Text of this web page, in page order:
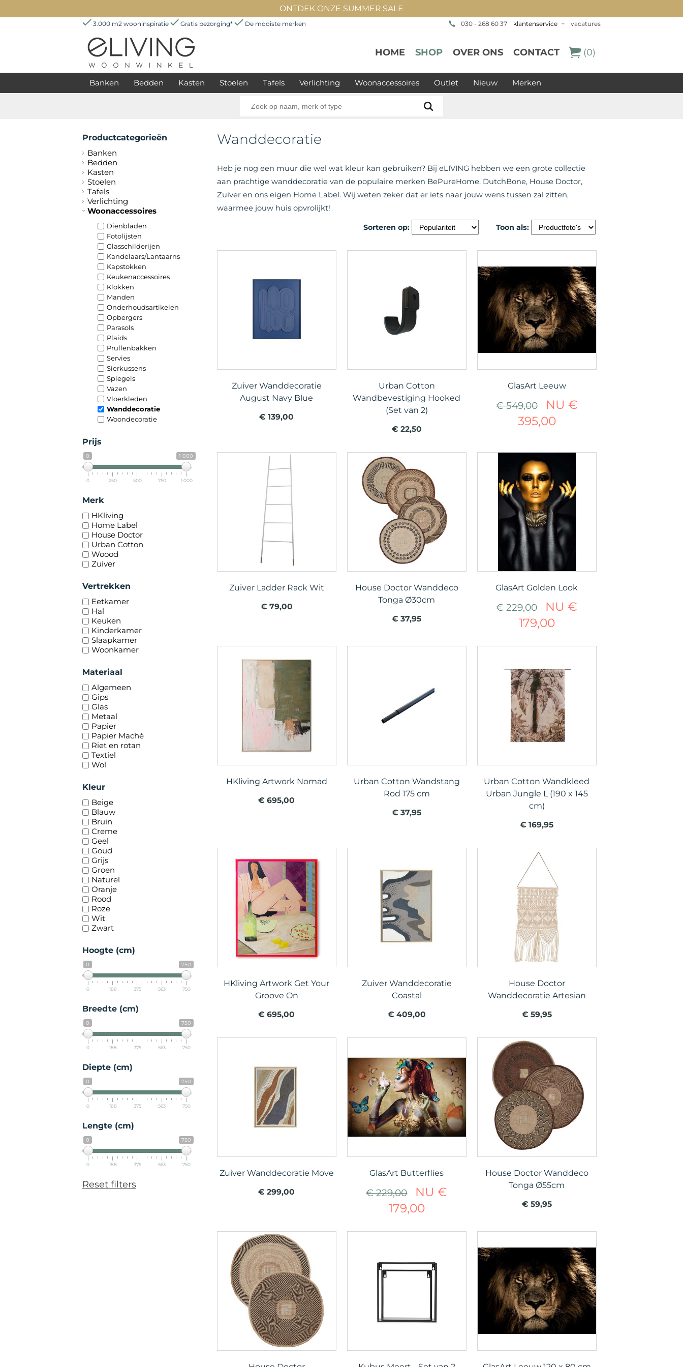
ONTDEK ONZE SUMMER SALE
3.000 m2 wooninspiratie Gratis bezorging* De mooiste merken 030 - 268 60 37 klantenservice vacatures
HOME SHOP OVER ONS CONTACT (0)
Banken Bedden Kasten Stoelen Tafels Verlichting Woonaccessoires Outlet Nieuw Merken
Productcategorieën
Banken
Bedden
Kasten
Stoelen
Tafels
Verlichting
Woonaccessoires
Dienbladen
Fotolijsten
Glasschilderijen
Kandelaars/Lantaarns
Kapstokken
Keukenaccessoires
Klokken
Manden
Onderhoudsartikelen
Opbergers
Parasols
Plaids
Prullenbakken
Servies
Sierkussens
Spiegels
Vazen
Vloerkleden
Wanddecoratie
Woondecoratie
Prijs
0 1 000
0 250 500 750 1 000
Merk
HKliving
Home Label
House Doctor
Urban Cotton
Woood
Zuiver
Vertrekken
Eetkamer
Hal
Keuken
Kinderkamer
Slaapkamer
Woonkamer
Materiaal
Algemeen
Gips
Glas
Metaal
Papier
Papier Maché
Riet en rotan
Textiel
Wol
Kleur
Beige
Blauw
Bruin
Creme
Geel
Goud
Grijs
Groen
Naturel
Oranje
Rood
Roze
Wit
Zwart
Hoogte (cm)
0 750
0 188 375 563 750
Breedte (cm)
0 750
0 188 375 563 750
Diepte (cm)
0 750
0 188 375 563 750
Lengte (cm)
0 750
0 188 375 563 750
Reset filters
Wanddecoratie
Heb je nog een muur die wel wat kleur kan gebruiken? Bij eLIVING hebben we een grote collectie
aan prachtige wanddecoratie van de populaire merken BePureHome, DutchBone, House Doctor,
Zuiver en ons eigen Home Label. Wij weten zeker dat er iets naar jouw wens tussen zal zitten,
waarmee jouw huis opvrolijkt!
Sorteren op: Toon als:
Zuiver Wanddecoratie
August Navy Blue
€ 139,00
Urban Cotton
Wandbevestiging Hooked
(Set van 2)
€ 22,50
GlasArt Leeuw
€ 549,00
NU €
395,00
Zuiver Ladder Rack Wit
€ 79,00
House Doctor Wanddeco
Tonga Ø30cm
€ 37,95
GlasArt Golden Look
€ 229,00
NU €
179,00
HKliving Artwork Nomad
€ 695,00
Urban Cotton Wandstang
Rod 175 cm
€ 37,95
Urban Cotton Wandkleed
Urban Jungle L (190 x 145
cm)
€ 169,95
HKliving Artwork Get Your
Groove On
€ 695,00
Zuiver Wanddecoratie
Coastal
€ 409,00
House Doctor
Wanddecoratie Artesian
€ 59,95
Zuiver Wanddecoratie Move
€ 299,00
GlasArt Butterflies
€ 229,00
NU €
179,00
House Doctor Wanddeco
Tonga Ø55cm
€ 59,95